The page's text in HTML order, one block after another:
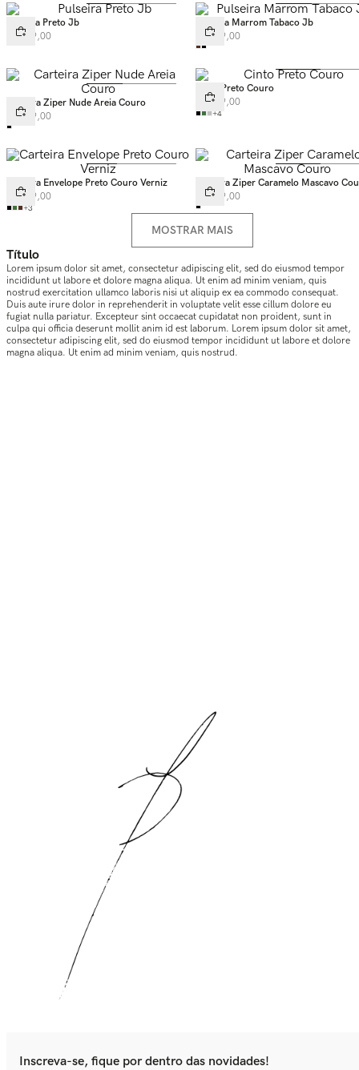
Pulseira Preto Jb
R$ 299,00
Pulseira Marrom Tabaco Jb
R$ 299,00
Carteira Ziper Nude Areia Couro
R$ 399,00
Cinto Preto Couro
R$ 199,00
+4
Carteira Envelope Preto Couro Verniz
R$ 269,00
+3
Carteira Ziper Caramelo Mascavo
R$ 399,00
MOSTRAR MAIS
Título
Lorem ipsum dolor sit amet, consectetur adipiscing elit, sed do eiusmod tempor
incididunt ut labore et dolore magna aliqua. Ut enim ad minim veniam, quis
nostrud exercitation ullamco laboris nisi ut aliquip ex ea commodo consequat.
Duis aute irure dolor in reprehenderit in voluptate velit esse cillum dolore eu
fugiat nulla pariatur. Excepteur sint occaecat cupidatat non proident, sunt in
culpa qui officia deserunt mollit anim id est laborum. Lorem ipsum dolor sit amet,
consectetur adipiscing elit, sed do eiusmod tempor incididunt ut labore et dolore
magna aliqua. Ut enim ad minim veniam, quis nostrud.
Inscreva-se, fique por dentro das novidades!